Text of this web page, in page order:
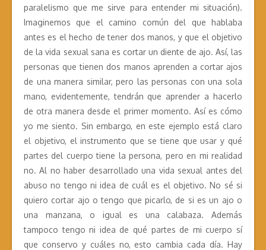
paralelismo que me sirve para entender mi situación).
Imaginemos que el camino común del que hablaba
antes es el hecho de tener dos manos, y que el objetivo
de la vida sexual sana es cortar un diente de ajo. Así, las
personas que tienen dos manos aprenden a cortar ajos
de una manera similar, pero las personas con una sola
mano, evidentemente, tendrán que aprender a hacerlo
de otra manera desde el primer momento. Así es cómo
yo me siento. Sin embargo, en este ejemplo está claro
el objetivo, el instrumento que se tiene que usar y qué
partes del cuerpo tiene la persona, pero en mi realidad
no. Al no haber desarrollado una vida sexual antes del
abuso no tengo ni idea de cuál es el objetivo. No sé si
quiero cortar ajo o tengo que picarlo, de si es un ajo o
una manzana, o igual es una calabaza. Además
tampoco tengo ni idea de qué partes de mi cuerpo sí
que conservo y cuáles no, esto cambia cada día. Hay